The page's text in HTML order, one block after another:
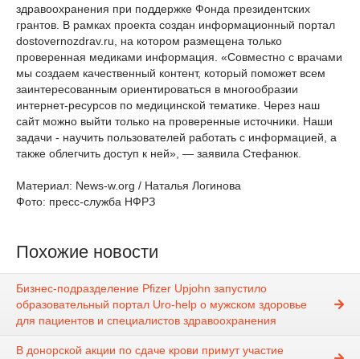
здравоохранения при поддержке Фонда президентских
грантов. В рамках проекта создан информационный портал
dostovernozdrav.ru, на котором размещена только
проверенная медиками информация. «Совместно с врачами
мы создаем качественный контент, который поможет всем
заинтересованным ориентироваться в многообразии
интернет-ресурсов по медицинской тематике. Через наш
сайт можно выйти только на проверенные источники. Наши
задачи - научить пользователей работать с информацией, а
также облегчить доступ к ней», — заявила Стефанюк.
Материал: News-w.org / Наталья Логинова
Фото: пресс-служба НФРЗ
Похожие новости
Бизнес-подразделение Pfizer Upjohn запустило
образовательный портал Uro-help о мужском здоровье
для пациентов и специалистов здравоохранения
В донорской акции по сдаче крови примут участие